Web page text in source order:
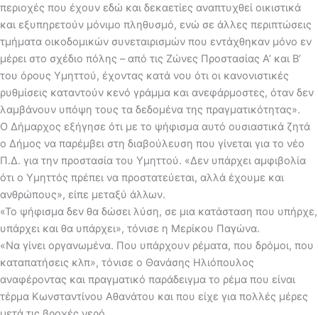
περιοχές που έχουν εδώ και δεκαετίες αναπτυχθεί οικιστικά
και εξυπηρετούν μόνιμο πληθυσμό, ενώ σε άλλες περιπτώσεις
τμήματα οικοδομικών συνεταιρισμών που εντάχθηκαν μόνο εν
μέρει στο σχέδιο πόλης – από τις Ζώνες Προστασίας Α’ και Β’
του όρους Υμηττού, έχοντας κατά νου ότι οι κανονιστικές
ρυθμίσεις καταντούν κενό γράμμα και ανεφάρμοστες, όταν δεν
λαμβάνουν υπόψη τους τα δεδομένα της πραγματικότητας».
Ο Δήμαρχος εξήγησε ότι με το ψήφισμα αυτό ουσιαστικά ζητά
ο Δήμος να παρέμβει στη διαβούλευση που γίνεται για το νέο
Π.Δ. για την προστασία του Υμηττού. «Δεν υπάρχει αμφιβολία
ότι ο Υμηττός πρέπει να προστατεύεται, αλλά έχουμε και
ανθρώπους», είπε μεταξύ άλλων.
«Το ψήφισμα δεν θα δώσει λύση, σε μια κατάσταση που υπήρχε,
υπάρχει και θα υπάρχει», τόνισε η Μερίκου Παγώνα.
«Να γίνει οργανωμένα. Που υπάρχουν ρέματα, που δρόμοι, που
καταπατήσεις κλπ», τόνισε ο Θανάσης Ηλιόπουλος
αναφέροντας και πραγματικό παράδειγμα το ρέμα που είναι
τέρμα Κωνσταντίνου Αθανάτου και που είχε για πολλές μέρες